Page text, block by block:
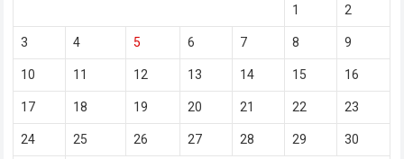
1 2
3 4 5 6 7 8 9
10 11 12 13 14 15 16
17 18 19 20 21 22 23
24 25 26 27 28 29 30